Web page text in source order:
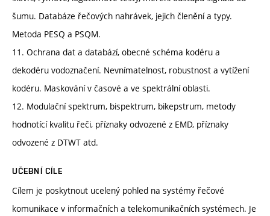
šumu. Databáze řečových nahrávek, jejich členění a typy.
Metoda PESQ a PSQM.
11. Ochrana dat a databází, obecné schéma kodéru a
dekodéru vodoznačení. Nevnímatelnost, robustnost a vytížení
kodéru. Maskování v časové a ve spektrální oblasti.
12. Modulační spektrum, bispektrum, bikepstrum, metody
hodnotící kvalitu řeči, příznaky odvozené z EMD, příznaky
odvozené z DTWT atd.
UČEBNÍ CÍLE
Cílem je poskytnout ucelený pohled na systémy řečové
komunikace v informačních a telekomunikačních systémech. Je